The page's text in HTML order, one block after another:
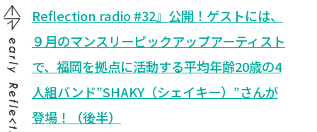
Reflection radio #32』公開！ゲストには、
９月のマンスリーピックアップアーティスト
で、福岡を拠点に活動する平均年齢20歳の4
人組バンド”SHAKY（シェイキー）”さんが
登場！（後半）